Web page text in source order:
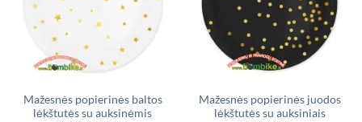
Mažesnės popierinės baltos
lėkštutės su auksinėmis
Mažesnės popierinės juodos
lėkštutės su auksiniais